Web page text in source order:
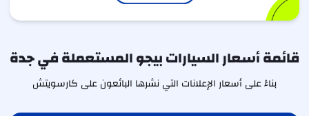
قائمة أسعار السيارات بيجو المستعملة في جدة
بناءً على أسعار الإعلانات التي نشرها البائعون على كارسويتش